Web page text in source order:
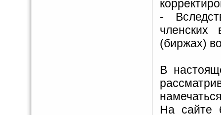
-
членских
(биржах)
В
На сайте